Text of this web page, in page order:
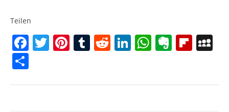
Teilen
F
e
T
er
Pi
e
T
bl
R
di
Li
e
W
s
E
n
Fl
o p